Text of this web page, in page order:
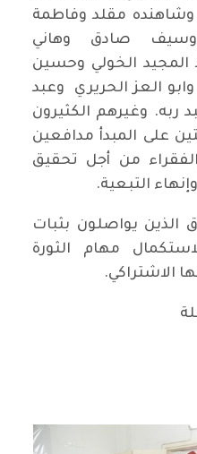
مقلد وفاطمة
وسيف صادق وهاني
الخولي وحسين
وابو العز الحريري وعبد
ربه. وغيرهم الكثيرون
على المبدأ مدافعين
من أجل تحقيق
التبعية.
الذين يواصلون بثبات
مهام الثورة
الاشتراكي.